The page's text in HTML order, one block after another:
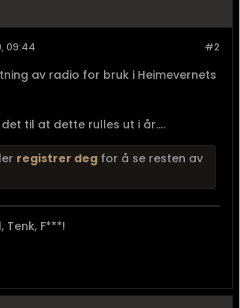
#2
09:44
av radio for bruk i Heimevernets
til at dette rulles ut i år....
registrer deg for å se resten av
Tenk, F***!